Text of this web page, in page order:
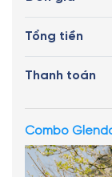
Tổng tiền
Thanh toán
Combo